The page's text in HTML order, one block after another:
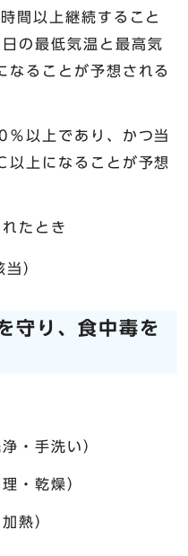
間以上継続すること
の最低気温と最高気
ることが予想される
％以上であり、かつ当
上になることが予想
たとき
）
守り、食中毒を
・手洗い）
・乾燥）
熱）